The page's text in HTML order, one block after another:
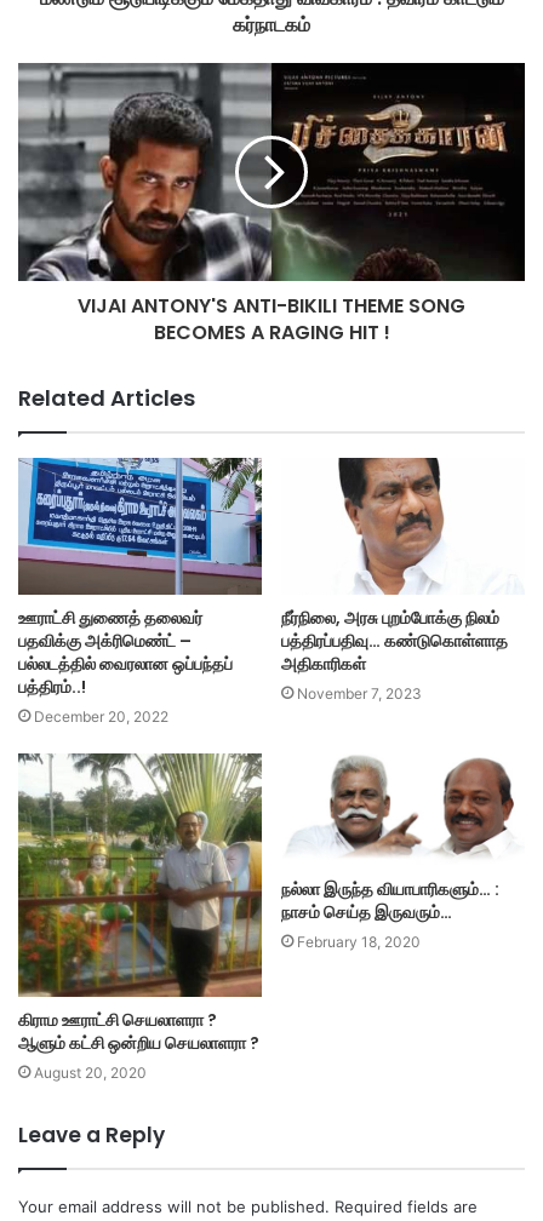
கர்நாடகம்
VIJAI ANTONY'S ANTI-BIKILI THEME SONG
BECOMES A RAGING HIT !
Related Articles
ஊராட்சி துணைத் தலைவர்
பதவிக்கு அக்ரிமெண்ட் –
பல்லடத்தில் வைரலான ஒப்பந்தப்
பத்திரம்..!
December 20, 2022
நீர்நிலை, அரசு புறம்போக்கு நிலம்
பத்திரப்பதிவு… கண்டுகொள்ளாத
அதிகாரிகள்
November 7, 2023
கிராம ஊராட்சி செயலாளரா ?
ஆளும் கட்சி ஒன்றிய செயலாளரா ?
August 20, 2020
நல்லா இருந்த வியாபாரிகளும்… :
நாசம் செய்த இருவரும்…
February 18, 2020
Leave a Reply
Your email address will not be published. Required fields are